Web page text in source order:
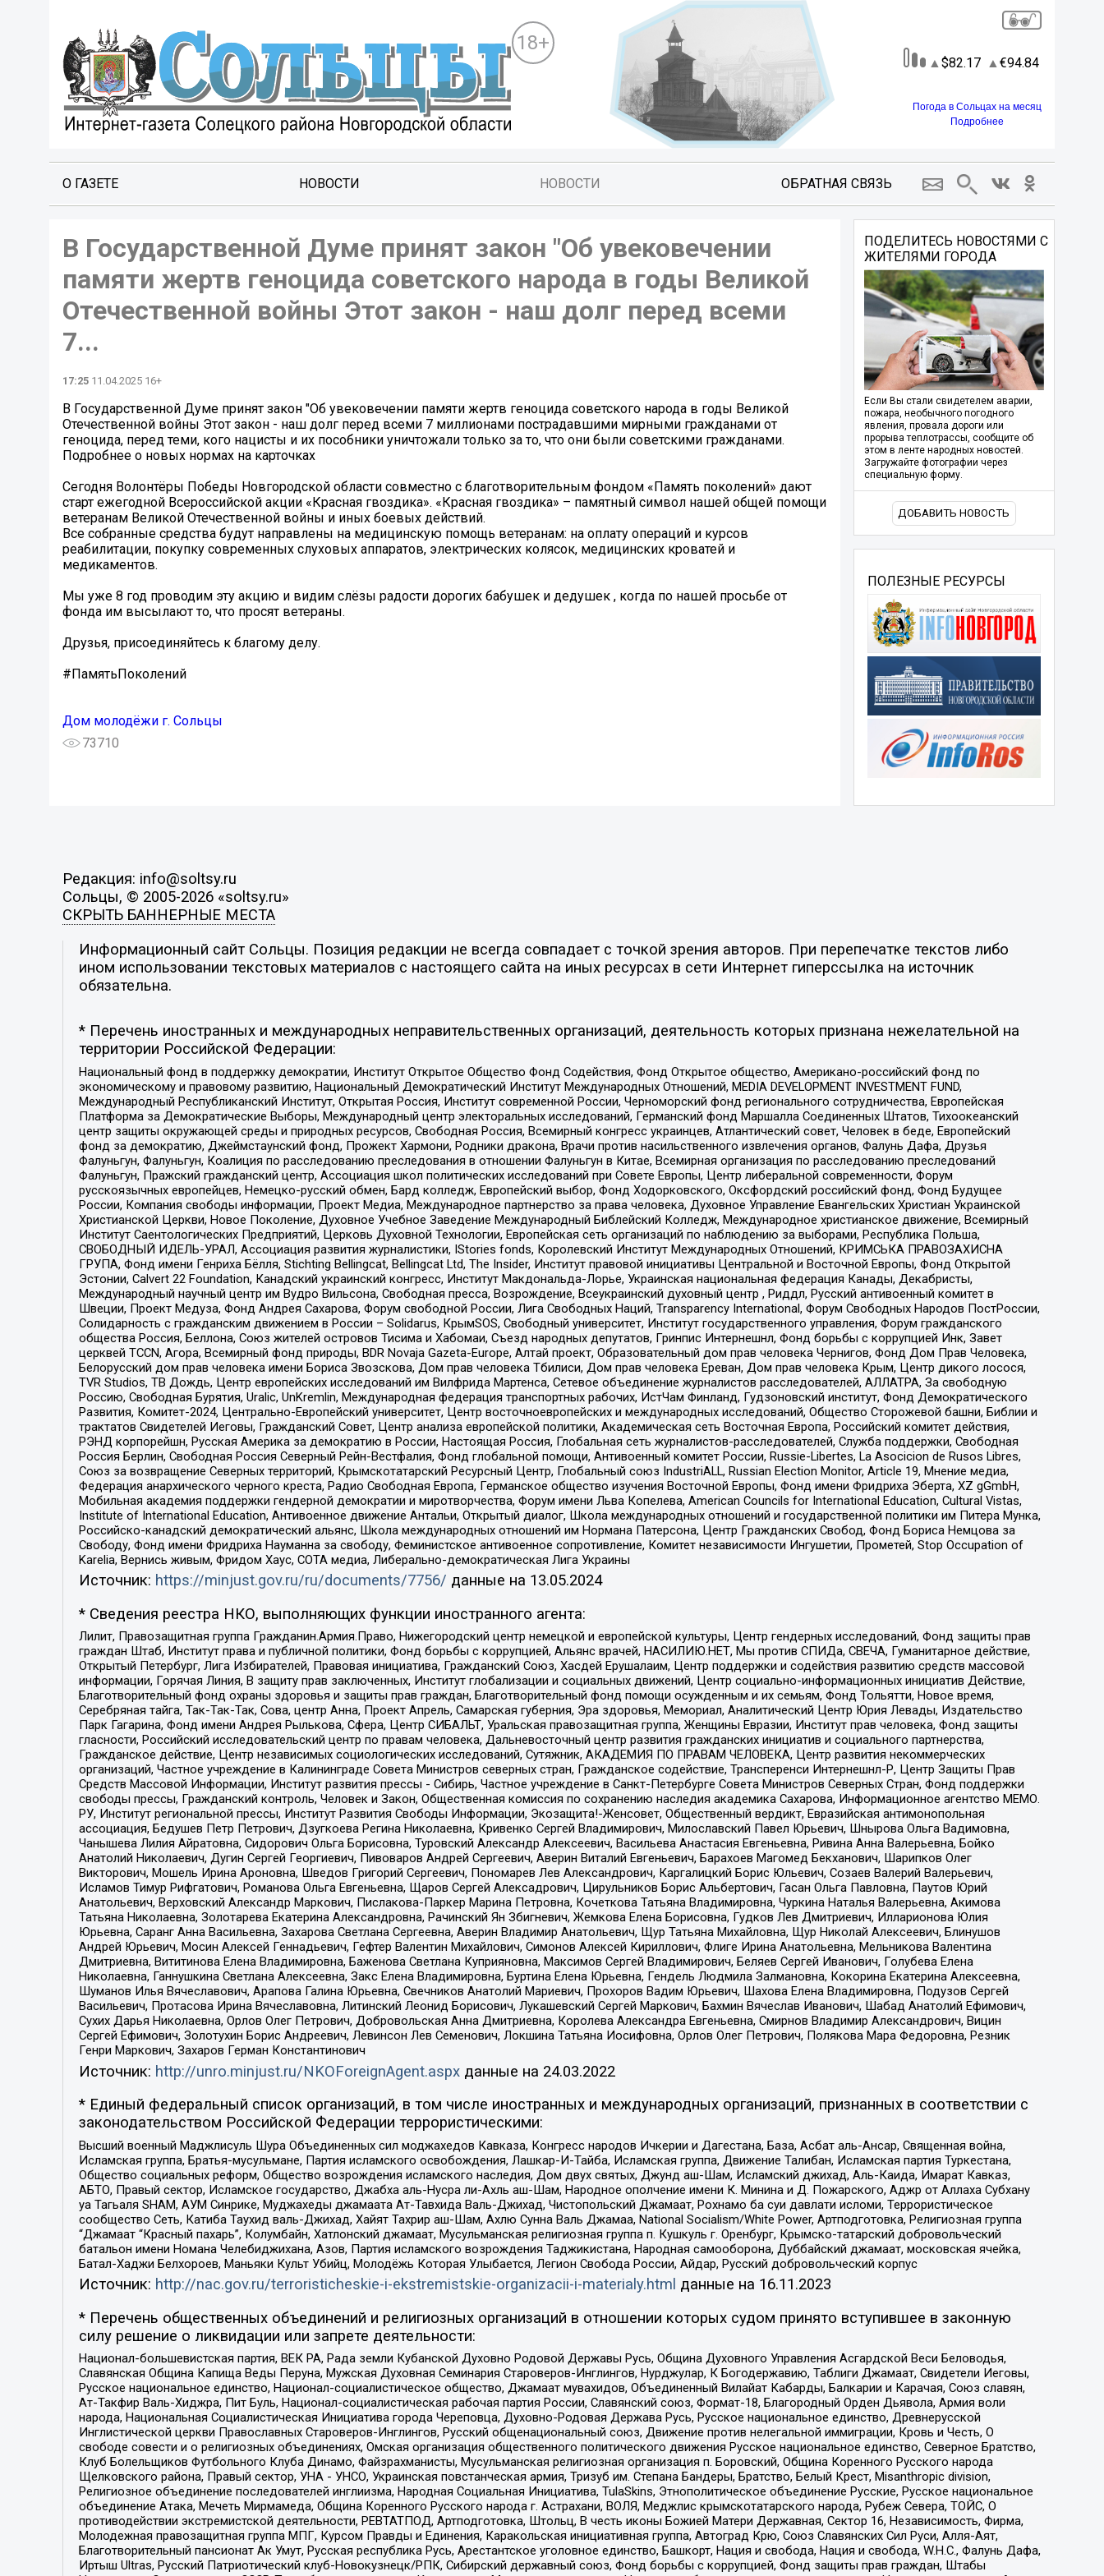
18+
82.17 94.84
Погода в Сольцах на месяц
Подробнее
О ГАЗЕТЕ НОВОСТИ НОВОСТИ ОБРАТНАЯ СВЯЗЬ
В Государственной Думе принят закон "Об увековечении
памяти жертв геноцида советского народа в годы Великой
Отечественной войны Этот закон - наш долг перед всеми
7...
17:25 11.04.2025 16+
В Государственной Думе принят закон "Об увековечении памяти жертв геноцида советского народа в годы Великой
Отечественной войны Этот закон - наш долг перед всеми 7 миллионами пострадавшими мирными гражданами от
геноцида, перед теми, кого нацисты и их пособники уничтожали только за то, что они были советскими гражданами.
Подробнее о новых нормах на карточках
Сегодня Волонтёры Победы Новгородской области совместно с благотворительным фондом «Память поколений» дают
старт ежегодной Всероссийской акции «Красная гвоздика». «Красная гвоздика» – памятный символ нашей общей помощи
ветеранам Великой Отечественной войны и иных боевых действий.
Все собранные средства будут направлены на медицинскую помощь ветеранам: на оплату операций и курсов
реабилитации, покупку современных слуховых аппаратов, электрических колясок, медицинских кроватей и
медикаментов.
Мы уже 8 год проводим эту акцию и видим слёзы радости дорогих бабушек и дедушек , когда по нашей просьбе от
фонда им высылают то, что просят ветераны.
Друзья, присоединяйтесь к благому делу.
#ПамятьПоколений
Дом молодёжи г. Сольцы
73710
ПОДЕЛИТЕСЬ НОВОСТЯМИ С
ЖИТЕЛЯМИ ГОРОДА
Если Вы стали свидетелем аварии,
пожара, необычного погодного
явления, провала дороги или
прорыва теплотрассы, сообщите об
этом в ленте народных новостей.
Загружайте фотографии через
специальную форму.
ДОБАВИТЬ НОВОСТЬ
ПОЛЕЗНЫЕ РЕСУРСЫ
Редакция: info@soltsy.ru
Сольцы, © 2005-2026 «soltsy.ru»
СКРЫТЬ БАННЕРНЫЕ МЕСТА
Информационный сайт Сольцы. Позиция редакции не всегда совпадает с точкой зрения авторов. При перепечатке текстов либо
ином использовании текстовых материалов с настоящего сайта на иных ресурсах в сети Интернет гиперссылка на источник
обязательна.
* Перечень иностранных и международных неправительственных организаций, деятельность которых признана нежелательной на
территории Российской Федерации:
Национальный фонд в поддержку демократии, Институт Открытое Общество Фонд Содействия, Фонд Открытое общество, Американо-российский фонд по
экономическому и правовому развитию, Национальный Демократический Институт Международных Отношений, MEDIA DEVELOPMENT INVESTMENT FUND,
Международный Республиканский Институт, Открытая Россия, Институт современной России, Черноморский фонд регионального сотрудничества, Европейская
Платформа за Демократические Выборы, Международный центр электоральных исследований, Германский фонд Маршалла Соединенных Штатов, Тихоокеанский
центр защиты окружающей среды и природных ресурсов, Свободная Россия, Всемирный конгресс украинцев, Атлантический совет, Человек в беде, Европейский
фонд за демократию, Джеймстаунский фонд, Прожект Хармони, Родники дракона, Врачи против насильственного извлечения органов, Фалунь Дафа, Друзья
Фалуньгун, Фалуньгун, Коалиция по расследованию преследования в отношении Фалуньгун в Китае, Всемирная организация по расследованию преследований
Фалуньгун, Пражский гражданский центр, Ассоциация школ политических исследований при Совете Европы, Центр либеральной современности, Форум
русскоязычных европейцев, Немецко-русский обмен, Бард колледж, Европейский выбор, Фонд Ходорковского, Оксфордский российский фонд, Фонд Будущее
России, Компания свободы информации, Проект Медиа, Международное партнерство за права человека, Духовное Управление Евангельских Христиан Украинской
Христианской Церкви, Новое Поколение, Духовное Учебное Заведение Международный Библейский Колледж, Международное христианское движение, Всемирный
Институт Саентологических Предприятий, Церковь Духовной Технологии, Европейская сеть организаций по наблюдению за выборами, Республика Польша,
СВОБОДНЫЙ ИДЕЛЬ-УРАЛ, Ассоциация развития журналистики, IStories fonds, Королевский Институт Международных Отношений, КРИМСЬКА ПРАВОЗАХИСНА
ГРУПА, Фонд имени Генриха Бёлля, Stichting Bellingcat, Bellingcat Ltd, The Insider, Институт правовой инициативы Центральной и Восточной Европы, Фонд Открытой
Эстонии, Calvert 22 Foundation, Канадский украинский конгресс, Институт Макдональда-Лорье, Украинская национальная федерация Канады, Декабристы,
Международный научный центр им Вудро Вильсона, Свободная пресса, Возрождение, Всеукраинский духовный центр , Риддл, Русский антивоенный комитет в
Швеции, Проект Медуза, Фонд Андрея Сахарова, Форум свободной России, Лига Свободных Наций, Transparеncy International, Форум Свободных Народов ПостРоссии,
Солидарность с гражданским движением в России – Solidarus, КрымSOS, Свободный университет, Институт государственного управления, Форум гражданского
общества Россия, Беллона, Союз жителей островов Тисима и Хабомаи, Съезд народных депутатов, Гринпис Интернешнл, Фонд борьбы с коррупцией Инк, Завет
церквей TCCN, Агора, Всемирный фонд природы, BDR Novaja Gazeta-Europe, Алтай проект, Образовательный дом прав человека Чернигов, Фонд Дом Прав Человека,
Белорусский дом прав человека имени Бориса Звозскова, Дом прав человека Тбилиси, Дом прав человека Ереван, Дом прав человека Крым, Центр дикого лосося,
TVR Studios, ТВ Дождь, Центр европейских исследований им Вилфрида Мартенса, Сетевое объединение журналистов расследователей, АЛЛАТРА, За свободную
Россию, Свободная Бурятия, Uralic, UnKremlin, Международная федерация транспортных рабочих, ИстЧам Финланд, Гудзоновский институт, Фонд Демократического
Развития, Комитет-2024, Центрально-Европейский университет, Центр восточноевропейских и международных исследований, Общество Сторожевой башни, Библии и
трактатов Свидетелей Иеговы, Гражданский Совет, Центр анализа европейской политики, Академическая сеть Восточная Европа, Российский комитет действия,
РЭНД корпорейшн, Русская Америка за демократию в России, Настоящая Россия, Глобальная сеть журналистов-расследователей, Служба поддержки, Свободная
Россия Берлин, Свободная Россия Северный Рейн-Вестфалия, Фонд глобальной помощи, Антивоенный комитет России, Russie-Libertes, La Asocicion de Rusos Libres,
Союз за возвращение Северных территорий, Крымскотатарский Ресурсный Центр, Глобальный союз IndustriALL, Russian Election Monitor, Article 19, Мнение медиа,
Федерация анархического черного креста, Радио Свободная Европа, Германское общество изучения Восточной Европы, Фонд имени Фридриха Эберта, XZ gGmbH,
Мобильная академия поддержки гендерной демократии и миротворчества, Форум имени Льва Копелева, American Councils for International Education, Cultural Vistas,
Institute of International Education, Антивоенное движение Антальи, Открытый диалог, Школа международных отношений и государственной политики им Питера Мунка,
Российско-канадский демократический альянс, Школа международных отношений им Нормана Патерсона, Центр Гражданских Свобод, Фонд Бориса Немцова за
Свободу, Фонд имени Фридриха Науманна за свободу, Феминистское антивоенное сопротивление, Комитет независимости Ингушетии, Прометей, Stop Occupation of
Karelia, Вернись живым, Фридом Хаус, СОТА медиа, Либерально-демократическая Лига Украины
Источник: https://minjust.gov.ru/ru/documents/7756/ данные на 13.05.2024
* Сведения реестра НКО, выполняющих функции иностранного агента:
Лилит, Правозащитная группа Гражданин.Армия.Право, Нижегородский центр немецкой и европейской культуры, Центр гендерных исследований, Фонд защиты прав
граждан Штаб, Институт права и публичной политики, Фонд борьбы с коррупцией, Альянс врачей, НАСИЛИЮ.НЕТ, Мы против СПИДа, СВЕЧА, Гуманитарное действие,
Открытый Петербург, Лига Избирателей, Правовая инициатива, Гражданский Союз, Хасдей Ерушалаим, Центр поддержки и содействия развитию средств массовой
информации, Горячая Линия, В защиту прав заключенных, Институт глобализации и социальных движений, Центр социально-информационных инициатив Действие,
Благотворительный фонд охраны здоровья и защиты прав граждан, Благотворительный фонд помощи осужденным и их семьям, Фонд Тольятти, Новое время,
Серебряная тайга, Так-Так-Так, Сова, центр Анна, Проект Апрель, Самарская губерния, Эра здоровья, Мемориал, Аналитический Центр Юрия Левады, Издательство
Парк Гагарина, Фонд имени Андрея Рылькова, Сфера, Центр СИБАЛЬТ, Уральская правозащитная группа, Женщины Евразии, Институт прав человека, Фонд защиты
гласности, Российский исследовательский центр по правам человека, Дальневосточный центр развития гражданских инициатив и социального партнерства,
Гражданское действие, Центр независимых социологических исследований, Сутяжник, АКАДЕМИЯ ПО ПРАВАМ ЧЕЛОВЕКА, Центр развития некоммерческих
организаций, Частное учреждение в Калининграде Совета Министров северных стран, Гражданское содействие, Трансперенси Интернешнл-Р, Центр Защиты Прав
Средств Массовой Информации, Институт развития прессы - Сибирь, Частное учреждение в Санкт-Петербурге Совета Министров Северных Стран, Фонд поддержки
свободы прессы, Гражданский контроль, Человек и Закон, Общественная комиссия по сохранению наследия академика Сахарова, Информационное агентство МЕМО.
РУ, Институт региональной прессы, Институт Развития Свободы Информации, Экозащита!-Женсовет, Общественный вердикт, Евразийская антимонопольная
ассоциация, Бедушев Петр Петрович, Дзугкоева Регина Николаевна, Кривенко Сергей Владимирович, Милославский Павел Юрьевич, Шнырова Ольга Вадимовна,
Чанышева Лилия Айратовна, Сидорович Ольга Борисовна, Туровский Александр Алексеевич, Васильева Анастасия Евгеньевна, Ривина Анна Валерьевна, Бойко
Анатолий Николаевич, Дугин Сергей Георгиевич, Пивоваров Андрей Сергеевич, Аверин Виталий Евгеньевич, Барахоев Магомед Бекханович, Шарипков Олег
Викторович, Мошель Ирина Ароновна, Шведов Григорий Сергеевич, Пономарев Лев Александрович, Каргалицкий Борис Юльевич, Созаев Валерий Валерьевич,
Исламов Тимур Рифгатович, Романова Ольга Евгеньевна, Щаров Сергей Алексадрович, Цирульников Борис Альбертович, Гасан Ольга Павловна, Паутов Юрий
Анатольевич, Верховский Александр Маркович, Пислакова-Паркер Марина Петровна, Кочеткова Татьяна Владимировна, Чуркина Наталья Валерьевна, Акимова
Татьяна Николаевна, Золотарева Екатерина Александровна, Рачинский Ян Збигневич, Жемкова Елена Борисовна, Гудков Лев Дмитриевич, Илларионова Юлия
Юрьевна, Саранг Анна Васильевна, Захарова Светлана Сергеевна, Аверин Владимир Анатольевич, Щур Татьяна Михайловна, Щур Николай Алексеевич, Блинушов
Андрей Юрьевич, Мосин Алексей Геннадьевич, Гефтер Валентин Михайлович, Симонов Алексей Кириллович, Флиге Ирина Анатольевна, Мельникова Валентина
Дмитриевна, Вититинова Елена Владимировна, Баженова Светлана Куприяновна, Максимов Сергей Владимирович, Беляев Сергей Иванович, Голубева Елена
Николаевна, Ганнушкина Светлана Алексеевна, Закс Елена Владимировна, Буртина Елена Юрьевна, Гендель Людмила Залмановна, Кокорина Екатерина Алексеевна,
Шуманов Илья Вячеславович, Арапова Галина Юрьевна, Свечников Анатолий Мариевич, Прохоров Вадим Юрьевич, Шахова Елена Владимировна, Подузов Сергей
Васильевич, Протасова Ирина Вячеславовна, Литинский Леонид Борисович, Лукашевский Сергей Маркович, Бахмин Вячеслав Иванович, Шабад Анатолий Ефимович,
Сухих Дарья Николаевна, Орлов Олег Петрович, Добровольская Анна Дмитриевна, Королева Александра Евгеньевна, Смирнов Владимир Александрович, Вицин
Сергей Ефимович, Золотухин Борис Андреевич, Левинсон Лев Семенович, Локшина Татьяна Иосифовна, Орлов Олег Петрович, Полякова Мара Федоровна, Резник
Генри Маркович, Захаров Герман Константинович
Источник: http://unro.minjust.ru/NKOForeignAgent.aspxданные на 24.03.2022
* Единый федеральный список организаций, в том числе иностранных и международных организаций, признанных в соответствии с
законодательством Российской Федерации террористическими:
Высший военный Маджлисуль Шура Объединенных сил моджахедов Кавказа, Конгресс народов Ичкерии и Дагестана, База, Асбат аль-Ансар, Священная война,
Исламская группа, Братья-мусульмане, Партия исламского освобождения, Лашкар-И-Тайба, Исламская группа, Движение Талибан, Исламская партия Туркестана,
Общество социальных реформ, Общество возрождения исламского наследия, Дом двух святых, Джунд аш-Шам, Исламский джихад, Аль-Каида, Имарат Кавказ,
АБТО, Правый сектор, Исламское государство, Джабха аль-Нусра ли-Ахль аш-Шам, Народное ополчение имени К. Минина и Д. Пожарского, Аджр от Аллаха Субхану
уа Тагьаля SHAM, АУМ Синрике, Муджахеды джамаата Ат-Тавхида Валь-Джихад, Чистопольский Джамаат, Рохнамо ба суи давлати исломи, Террористическое
сообщество Сеть, Катиба Таухид валь-Джихад, Хайят Тахрир аш-Шам, Ахлю Сунна Валь Джамаа, National Socialism/White Power, Артподготовка, Религиозная группа
“Джамаат “Красный пахарь”, Колумбайн, Хатлонский джамаат, Мусульманская религиозная группа п. Кушкуль г. Оренбург, Крымско-татарский добровольческий
батальон имени Номана Челебиджихана, Азов, Партия исламского возрождения Таджикистана, Народная самооборона, Дуббайский джамаат, московская ячейка,
Батал-Хаджи Белхороев, Маньяки Культ Убийц, Молодёжь Которая Улыбается, Легион Свобода России, Айдар, Русский добровольческий корпус
Источник: http://nac.gov.ru/terroristicheskie-i-ekstremistskie-organizacii-i-materialy.html данные на 16.11.2023
* Перечень общественных объединений и религиозных организаций в отношении которых судом принято вступившее в законную
силу решение о ликвидации или запрете деятельности:
Национал-большевистская партия, ВЕК РА, Рада земли Кубанской Духовно Родовой Державы Русь, Община Духовного Управления Асгардской Веси Беловодья,
Славянская Община Капища Веды Перуна, Мужская Духовная Семинария Староверов-Инглингов, Нурджулар, К Богодержавию, Таблиги Джамаат, Свидетели Иеговы,
Русское национальное единство, Национал-социалистическое общество, Джамаат мувахидов, Объединенный Вилайат Кабарды, Балкарии и Карачая, Союз славян,
Ат-Такфир Валь-Хиджра, Пит Буль, Национал-социалистическая рабочая партия России, Славянский союз, Формат-18, Благородный Орден Дьявола, Армия воли
народа, Национальная Социалистическая Инициатива города Череповца, Духовно-Родовая Держава Русь, Русское национальное единство, Древнерусской
Инглистической церкви Православных Староверов-Инглингов, Русский общенациональный союз, Движение против нелегальной иммиграции, Кровь и Честь, О
свободе совести и о религиозных объединениях, Омская организация общественного политического движения Русское национальное единство, Северное Братство,
Клуб Болельщиков Футбольного Клуба Динамо, Файзрахманисты, Мусульманская религиозная организация п. Боровский, Община Коренного Русского народа
Щелковского района, Правый сектор, УНА - УНСО, Украинская повстанческая армия, Тризуб им. Степана Бандеры, Братство, Белый Крест, Misanthropic division,
Религиозное объединение последователей инглиизма, Народная Социальная Инициатива, TulaSkins, Этнополитическое объединение Русские, Русское национальное
объединение Атака, Мечеть Мирмамеда, Община Коренного Русского народа г. Астрахани, ВОЛЯ, Меджлис крымскотатарского народа, Рубеж Севера, ТОЙС, О
противодействии экстремистской деятельности, РЕВТАТПОД, Артподготовка, Штольц, В честь иконы Божией Матери Державная, Сектор 16, Независимость, Фирма,
Молодежная правозащитная группа МПГ, Курсом Правды и Единения, Каракольская инициативная группа, Автоград Крю, Союз Славянских Сил Руси, Алля-Аят,
Благотворительный пансионат Ак Умут, Русская республика Русь, Арестантское уголовное единство, Башкорт, Нация и свобода, Нация и свобода, W.H.С., Фалунь Дафа,
Иртыш Ultras, Русский Патриотический клуб-Новокузнецк/РПК, Сибирский державный союз, Фонд борьбы с коррупцией, Фонд защиты прав граждан, Штабы